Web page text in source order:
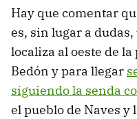
Hay que comentar
es, sin lugar a dudas,
localiza al oeste de
Bedón y para llegar
siguiendo la senda
el pueblo de Naves y